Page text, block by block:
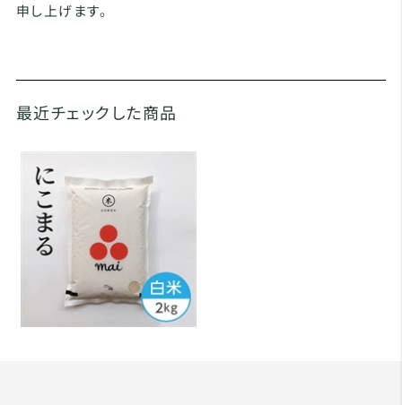
申し上げます。
最近チェックした商品